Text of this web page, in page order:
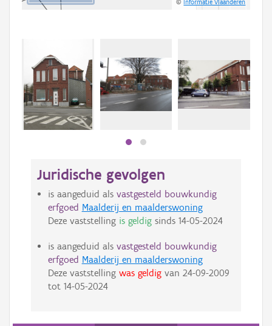
©Informatie Vlaanderen
Juridische gevolgen
is aangeduid als vastgesteld bouwkundig
erfgoed Maalderij en maalderswoning
Deze vaststelling is geldigsinds 14-05-2024
is aangeduid als vastgesteld bouwkundig
erfgoed Maalderij en maalderswoning
Deze vaststelling was geldigvan 24-09-2009
tot 14-05-2024